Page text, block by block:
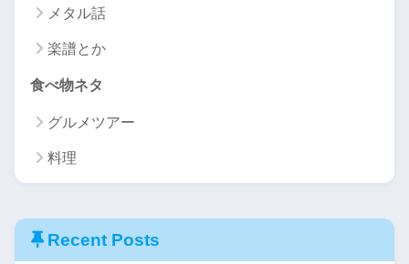
メタル話
楽譜とか
食べ物ネタ
グルメツアー
料理
Recent Posts